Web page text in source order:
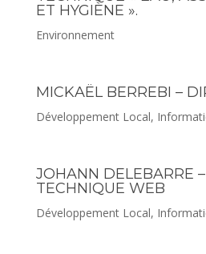
ET HYGIÈNE ».
Environnement
MICKAËL BERREBI –
Développement Local,
JOHANN DELEBARRE
TECHNIQUE WEB
Développement Local,